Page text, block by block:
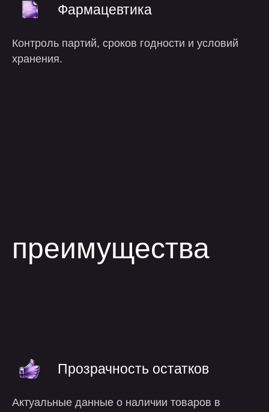
Фармацевтика
Контроль партий, сроков годности и условий
хранения.
Прозрачность остатков
Актуальные данные о наличии товаров в